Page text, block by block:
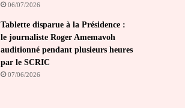
06/07/2026
Tablette disparue à la Présidence :
le journaliste Roger Amemavoh
auditionné pendant plusieurs heures
par le SCRIC
07/06/2026